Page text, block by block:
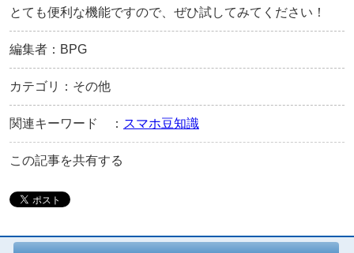
とても便利な機能ですので、ぜひ試してみてください！
編集者：BPG
カテゴリ：その他
関連キーワード ： スマホ豆知識
この記事を共有する